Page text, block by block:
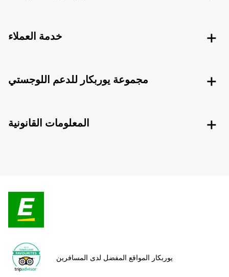
خدمة العملاء
مجموعة يوربكار للدعم اللوجستي
المعلومات القانونية
يوربكار المواقع المفضل لدى المسافرين